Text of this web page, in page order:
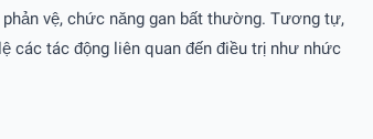
vệ, chức năng gan bất thường. Tương tự,
các tác động liên quan đến điều trị như nhức